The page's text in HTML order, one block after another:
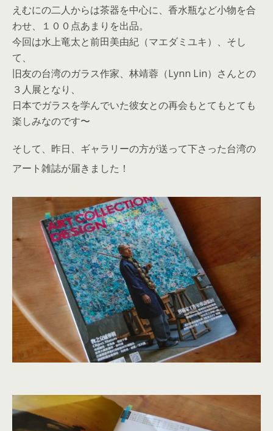
えむにの二人からは茶器を中心に、香水瓶など小物を合
わせ、１００点あまりを出品。
今回は水上竜太と前田美由紀（マエダミユキ）、そし
て、
旧友の台湾のガラス作家、林靖蓉（Lynn Lin）さんとの
３人展となり、
日本でガラスを学んでいた彼女との再会もとてもとても
楽しみなのです〜
そして、昨日、ギャラリーの方が送って下さった台湾の
アート雑誌が届きました！